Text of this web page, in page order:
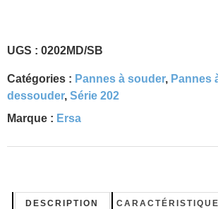
UGS : 0202MD/SB
Catégories : Pannes à souder, Pannes
dessouder, Série 202
Marque : Ersa
DESCRIPTION